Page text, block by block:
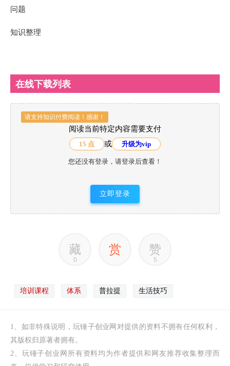
问题
知识整理
在线下载列表
请支持知识付费阅读！感谢！
阅读当前特定内容需要支付
15 点 或 升级为vip
您还没有登录，请登录后查看！
立即登录
藏
0
赏 赞
5
培训课程 体系 普拉提 生活技巧
1、如非特殊说明，玩锤子创业网对提供的资料不拥有任何权利，
其版权归原著者拥有。
2、玩锤子创业网所有资料均为作者提供和网友推荐收集整理而